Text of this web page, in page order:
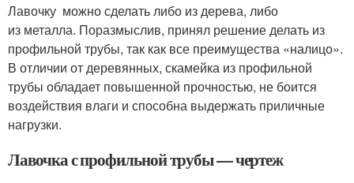
Лавочку можно сделать либо из дерева, либо
из металла. Поразмыслив, принял решение делать из
профильной трубы, так как все преимущества «налицо».
В отличии от деревянных, скамейка из профильной
трубы обладает повышенной прочностью, не боится
воздействия влаги и способна выдержать приличные
нагрузки.
Лавочка с профильной трубы — чертеж